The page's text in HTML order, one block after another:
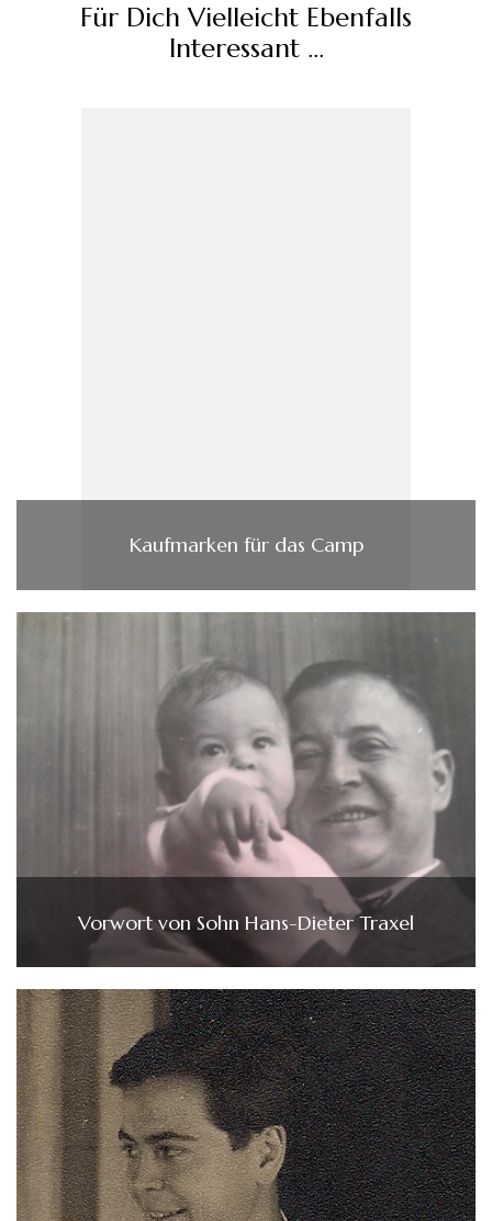
Für Dich Vielleicht Ebenfalls
Interessant …
Kaufmarken für das Camp
Vorwort von Sohn Hans-Dieter Traxel